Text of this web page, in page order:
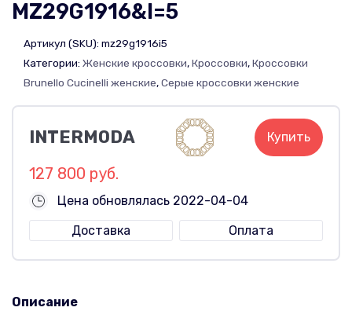
MZ29G1916&I=5
Артикул (SKU): mz29g1916i5
Категории: Женские кроссовки,Кроссовки,Кроссовки
Brunello Cucinelli женские,Серые кроссовки женские
INTERMODA Купить
127 800 руб.
Цена обновлялась 2022-04-04
Доставка
Оплата
Описание